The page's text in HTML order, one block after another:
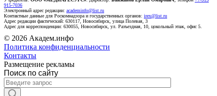
915-7036
Электронный адрес редакции: academinfo@list.ru
Контактные данные для Роскомнадзора и государственных органов: irex@list.ru
Адрес редакции фактический: 630117, Новосибирск, улица Полевая, 3
Адрес для корреспонденции: 630055, Новосибирск, ул. Разъездная, 10, цокольный этаж, офис 5.
© 2026 Академ.инфо
Политика конфиденциальности
Контакты
Размещение рекламы
Поиск по сайту